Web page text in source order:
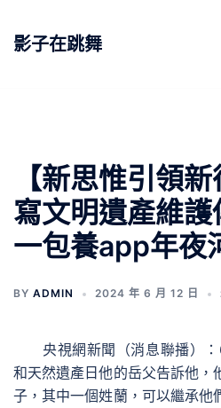
影子在跳舞
【新思惟引領
寫文明遺產維
一包養app年夜
BY ADMIN 2024 年 6 月 12 日
央視網新聞（消息聯播）：
和天然遺產日他的岳父告訴他，
子，其中一個姓蘭，可以繼承他